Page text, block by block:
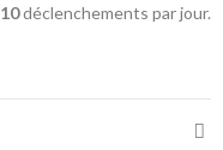
10déclenchements par jour.